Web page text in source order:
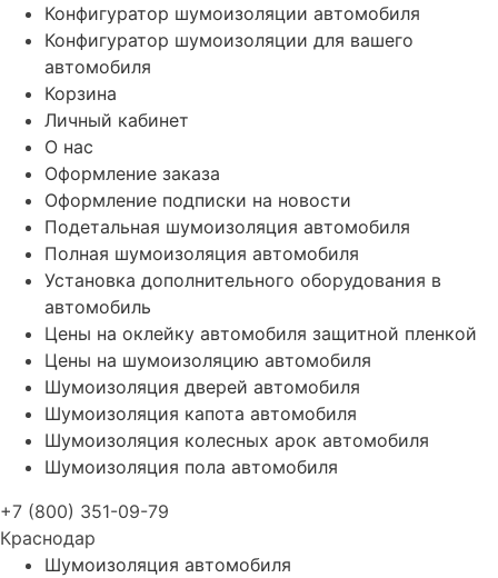
Конфигуратор шумоизоляции автомобиля
Конфигуратор шумоизоляции для вашего
автомобиля
Корзина
Личный кабинет
О нас
Оформление заказа
Оформление подписки на новости
Подетальная шумоизоляция автомобиля
Полная шумоизоляция автомобиля
Установка дополнительного оборудования в
автомобиль
Цены на оклейку автомобиля защитной пленкой
Цены на шумоизоляцию автомобиля
Шумоизоляция дверей автомобиля
Шумоизоляция капота автомобиля
Шумоизоляция колесных арок автомобиля
Шумоизоляция пола автомобиля
+7 (800) 351-09-79
Краснодар
Шумоизоляция автомобиля